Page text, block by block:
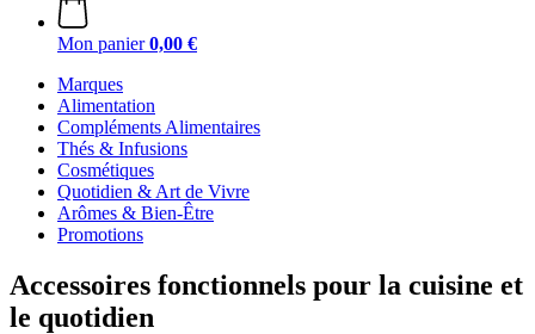
Mon panier 0,00 €
Marques
Alimentation
Compléments Alimentaires
Thés & Infusions
Cosmétiques
Quotidien & Art de Vivre
Arômes & Bien-Être
Promotions
Accessoires fonctionnels pour la cuisine et
le quotidien